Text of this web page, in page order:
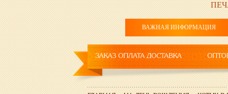
ВАЖНАЯ ИНФОРМАЦИЯ